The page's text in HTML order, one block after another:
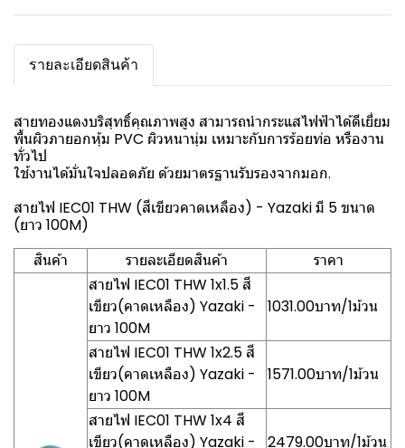
รายละเอียดสินค้า
สายทองแดงบริสุทธิ์คุณภาพสูง สามารถนำกระแสไฟฟ้าได้ดีเยี่ยม
พื้นผิวภายอกหุ้ม PVC ผิวหนานุ่ม เหมาะกับการร้อยท่อ หรืองาน
ทั่วไป
ใช้งานได้มั่นใจปลอดภัย ด้วยมาตรฐานรับรองจากมอก.
สายไฟ IEC01 THW (สีเขียวคาดเหลือง) - Yazaki มี 5 ขนาด
(ยาว 100M)
สินค้า
รายละเอียดสินค้า
ราคา
สายไฟ IEC01 THW 1x1.5 สี
เขียว(คาดเหลือง) Yazaki -
ยาว 100M
1031.00บาท/1ม้วน
สายไฟ IEC01 THW 1x2.5 สี
เขียว(คาดเหลือง) Yazaki -
ยาว 100M
1571.00บาท/1ม้วน
สายไฟ IEC01 THW 1x4 สี
เขียว(คาดเหลือง) Yazaki -
2479.00บาท/1ม้วน